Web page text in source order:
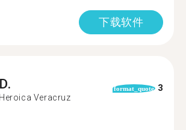
下载软件
D.
Heroica Veracruz
format_quote 3